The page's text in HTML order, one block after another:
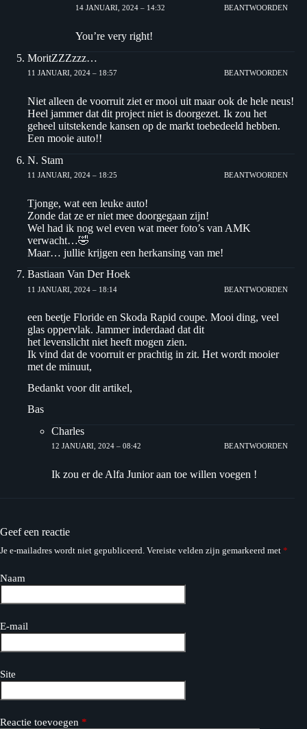
14 JANUARI, 2024 – 14:32 BEANTWOORDEN
You’re very right!
MoritZZZzzz…
11 JANUARI, 2024 – 18:57 BEANTWOORDEN
Niet alleen de voorruit ziet er mooi uit maar ook de hele neus!
Heel jammer dat dit project niet is doorgezet. Ik zou het
geheel uitstekende kansen op de markt toebedeeld hebben.
Een mooie auto!!
N. Stam
11 JANUARI, 2024 – 18:25 BEANTWOORDEN
Tjonge, wat een leuke auto!
Zonde dat ze er niet mee doorgegaan zijn!
Wel had ik nog wel even wat meer foto’s van AMK
verwacht…🤣
Maar… jullie krijgen een herkansing van me!
Bastiaan Van Der Hoek
11 JANUARI, 2024 – 18:14 BEANTWOORDEN
een beetje Floride en Skoda Rapid coupe. Mooi ding, veel
glas oppervlak. Jammer inderdaad dat dit
het levenslicht niet heeft mogen zien.
Ik vind dat de voorruit er prachtig in zit. Het wordt mooier
met de minuut,
Bedankt voor dit artikel,
Bas
Charles
12 JANUARI, 2024 – 08:42 BEANTWOORDEN
Ik zou er de Alfa Junior aan toe willen voegen !
Geef een reactie
Je e-mailadres wordt niet gepubliceerd. Vereiste velden zijn gemarkeerd met *
Naam
E-mail
Site
Reactie toevoegen *